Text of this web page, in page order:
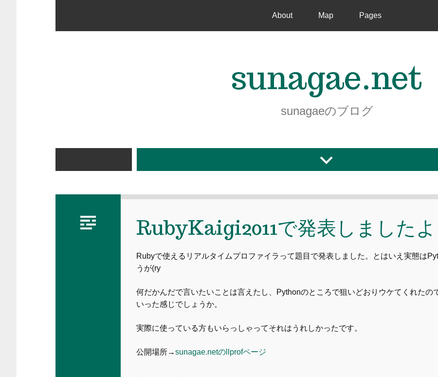
About Map Pages
sunagae.net
sunagaeのブログ
RubyKaigi2011で発表しましたよ
Rubyで使えるリアルタイムプロファイラって題目で発表しました。とはいえ実態は
うが(ry
何だかんだで言いたいことは言えたし、Pythonのところで狙いどおりウケてくれたの
いった感じでしょうか。
実際に使っている方もいらっしゃってそれはうれしかったです。
公開場所→sunagae.netのllprofページ